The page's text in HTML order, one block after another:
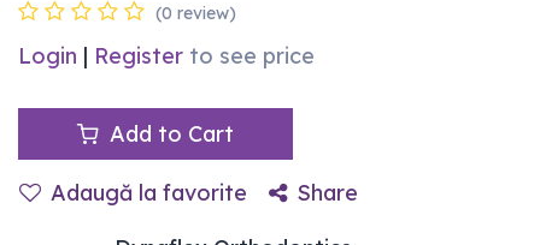
(0 review)
Login | Register to see price
Add to Cart
Adaugă la favorite
Share